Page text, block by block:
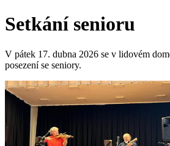
Setkání senioru
V pátek 17. dubna 2026 se v lidovém
posezení se seniory.